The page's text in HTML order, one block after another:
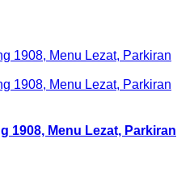
1908, Menu Lezat, Parkiran